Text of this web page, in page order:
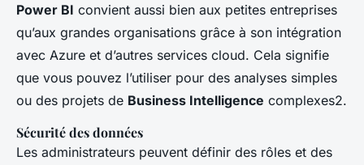
Power BI convient aussi bien aux petites entreprises
qu’aux grandes organisations grâce à son intégration
avec Azure et d’autres services cloud. Cela signifie
que vous pouvez l’utiliser pour des analyses simples
ou des projets de Business Intelligence complexes2.
Sécurité des données
Les administrateurs peuvent définir des rôles et des